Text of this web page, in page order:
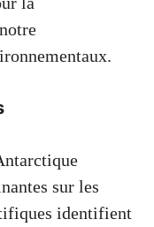
sur les
identifient